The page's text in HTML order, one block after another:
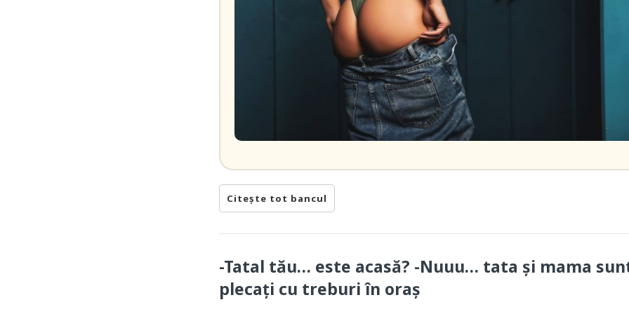
Citește tot bancul
-Tatal tău… este acasă? -Nuuu… tata și mama
plecați cu treburi în oraș